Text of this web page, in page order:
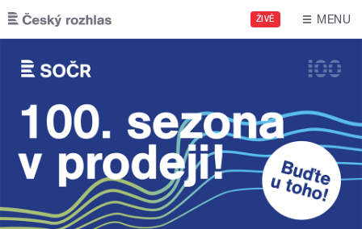
Přejít k hlavnímu obsahu
ŽIVĚ MENU